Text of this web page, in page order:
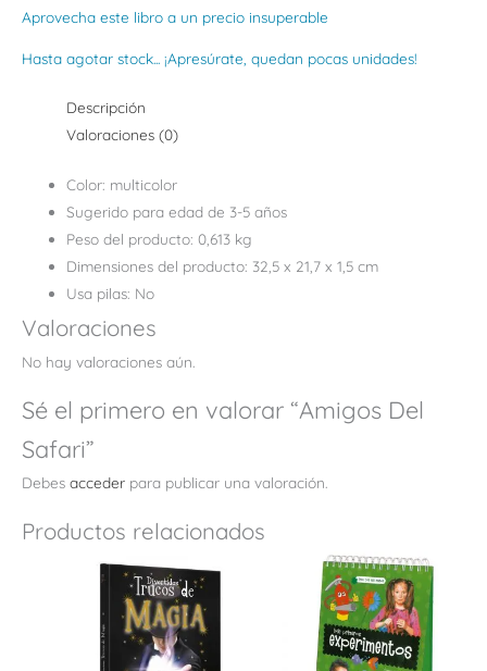
Aprovecha este libro a un precio insuperable
Hasta agotar stock... ¡Apresúrate, quedan pocas unidades!
Descripción
Valoraciones (0)
Color: multicolor
Sugerido para edad de 3-5 años
Peso del producto: 0,613 kg
Dimensiones del producto: 32,5 x 21,7 x 1,5 cm
Usa pilas: No
Valoraciones
No hay valoraciones aún.
Sé el primero en valorar “Amigos Del
Safari”
Debes acceder para publicar una valoración.
Productos relacionados